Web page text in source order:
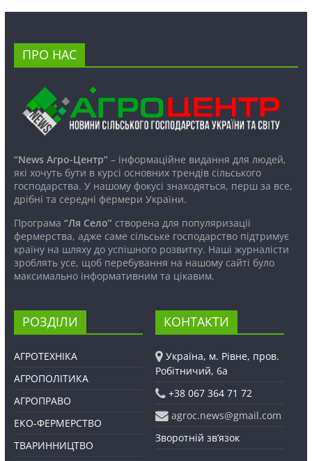
ПРО НАС
“News Агро-Центр”– інформаційне видання для людей,
які хочуть бути в курсі основних трендів сільського
господарства. У нашому фокусі знаходяться, перш за все,
дрібні та середні фермери України.
Програма “Ля Село”створена для популяризації
фермерства, адже саме сільське господарство підтримує
країну на шляху до успішного розвитку. Наші журналісти
зроблять усе, щоб перебування на нашому сайті було
максимально інформативним та цікавим.
РОЗДІЛИ
АГРОТЕХНІКА
АГРОПОЛІТИКА
АГРОПРАВО
ЕКО-ФЕРМЕРСТВО
ТВАРИННИЦТВО
КОНТАКТИ
Україна, м. Рівне, пров.
Робітничий, 6а
+38 067 364 71 72
agroc.news@gmail.com
Зворотній зв’язок